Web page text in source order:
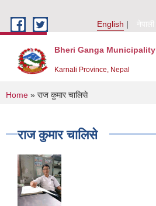
English
नेपाली
Bheri Ganga Municipality
Karnali Province, Nepal
You are here
Home » राज कुमार चालिसे
राज कुमार चालिसे